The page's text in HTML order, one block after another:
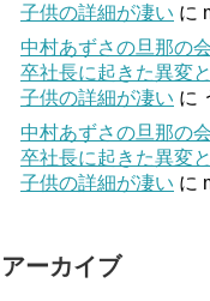
子供の詳細が凄い に
中村あずさの旦那の
卒社長に起きた異変
子供の詳細が凄い に
中村あずさの旦那の
卒社長に起きた異変
子供の詳細が凄い に
アーカイブ